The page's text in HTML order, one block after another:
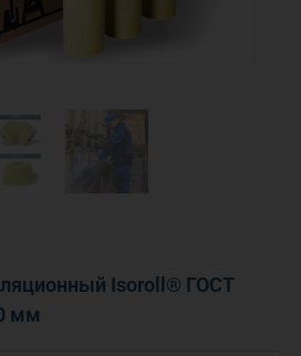
Isoroll® ГОСТ
мм